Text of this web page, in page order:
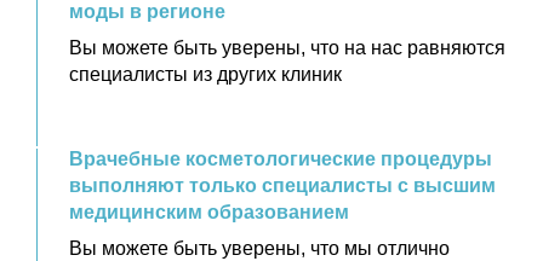
моды в регионе
Вы можете быть уверены, что на нас равняются
специалисты из других клиник
Врачебные косметологические процедуры
выполняют только специалисты с высшим
медицинским образованием
Вы можете быть уверены, что мы отлично